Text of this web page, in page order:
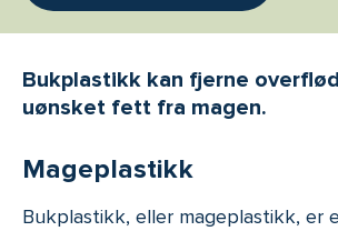
Bukplastikk kan fjerne
uønsket fett fra magen.
Mageplastikk
Bukplastikk, eller mageplastikk, er